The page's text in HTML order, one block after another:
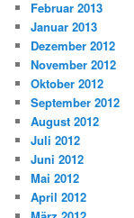
Februar 2013
Januar 2013
Dezember 2012
November 2012
Oktober 2012
September 2012
August 2012
Juli 2012
Juni 2012
Mai 2012
April 2012